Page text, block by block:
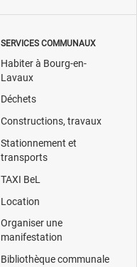
SERVICES COMMUNAUX
Habiter à Bourg-en-
Lavaux
Déchets
Constructions, travaux
Stationnement et
transports
TAXI BeL
Location
Organiser une
manifestation
Bibliothèque communale